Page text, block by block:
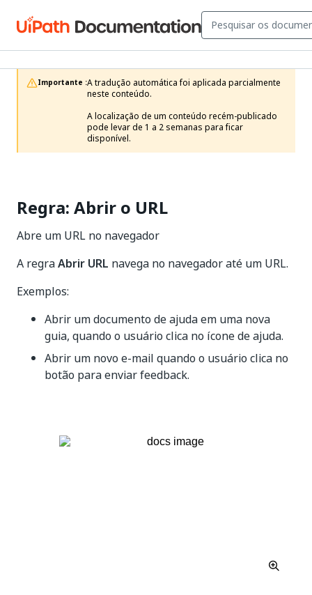
Importante :A tradução automática foi aplicada parcialmente
neste conteúdo.
A localização de um conteúdo recém-publicado
pode levar de 1 a 2 semanas para ficar
disponível.
Regra: Abrir o URL
Abre um URL no navegador
A regraAbrir URL navega no navegador até um URL.
Exemplos:
Abrir um documento de ajuda em uma nova
guia, quando o usuário clica no ícone de ajuda.
Abrir um novo e-mail quando o usuário clica no
botão para enviar feedback.